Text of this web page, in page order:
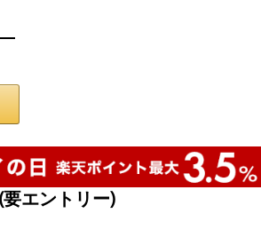
エントリー)